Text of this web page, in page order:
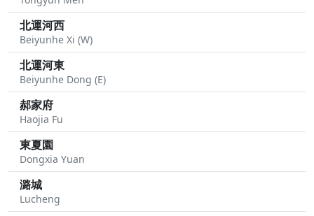
北運河西
Beiyunhe Xi (W)
北運河東
Beiyunhe Dong (E)
郝家府
Haojia Fu
東夏園
Dongxia Yuan
潞城
Lucheng